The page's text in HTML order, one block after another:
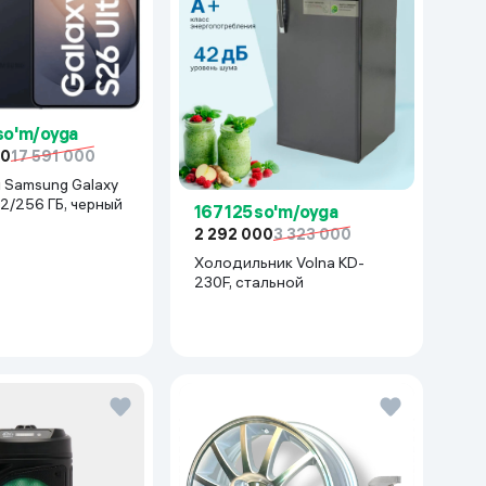
oyga
17 591 000
256 ГБ, черный
167 125 so'm/oyga
2 292 0003 323 000
Холодильник Volna KD-
230F, стальной